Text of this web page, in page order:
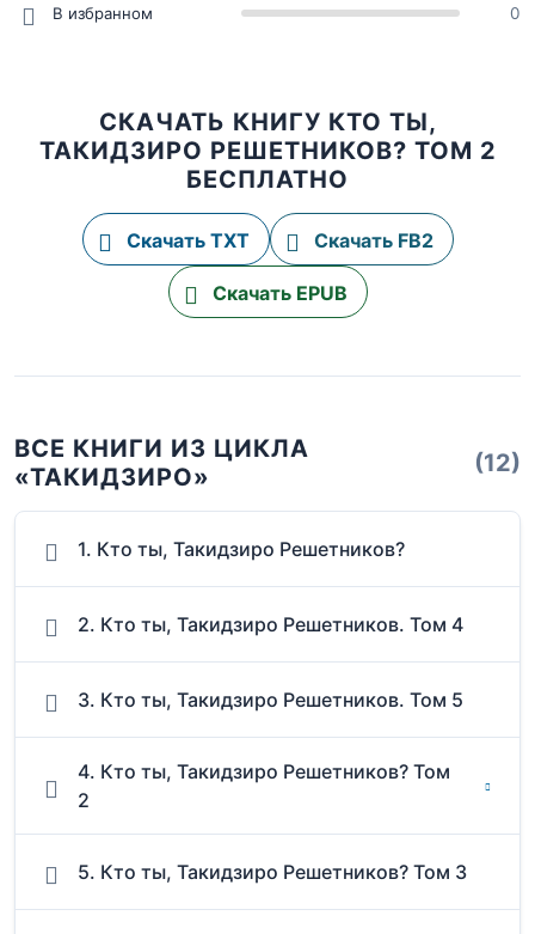
В избранном 0
СКАЧАТЬ КНИГУ КТО ТЫ,
ТАКИДЗИРО РЕШЕТНИКОВ? ТОМ 2
БЕСПЛАТНО
Скачать TXT Скачать FB2
Скачать EPUB
ВСЕ КНИГИ ИЗ ЦИКЛА
«ТАКИДЗИРО»
(12)
1. Кто ты, Такидзиро Решетников?
2. Кто ты, Такидзиро Решетников. Том 4
3. Кто ты, Такидзиро Решетников. Том 5
4. Кто ты, Такидзиро Решетников? Том
2
5. Кто ты, Такидзиро Решетников? Том 3